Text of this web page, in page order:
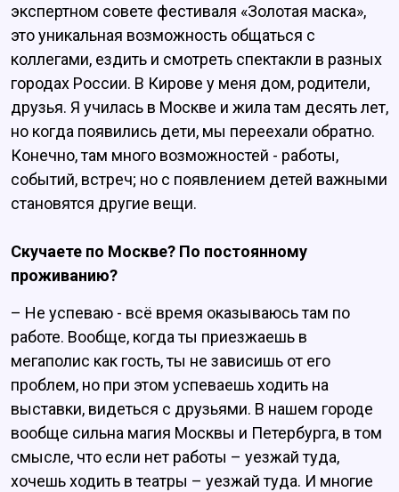
экспертном совете фестиваля «Золотая маска»,
это уникальная возможность общаться с
коллегами, ездить и смотреть спектакли в разных
городах России. В Кирове у меня дом, родители,
друзья. Я училась в Москве и жила там десять лет,
но когда появились дети, мы переехали обратно.
Конечно, там много возможностей - работы,
событий, встреч; но с появлением детей важными
становятся другие вещи.
Скучаете по Москве? По постоянному
проживанию?
– Не успеваю - всё время оказываюсь там по
работе. Вообще, когда ты приезжаешь в
мегаполис как гость, ты не зависишь от его
проблем, но при этом успеваешь ходить на
выставки, видеться с друзьями. В нашем городе
вообще сильна магия Москвы и Петербурга, в том
смысле, что если нет работы – уезжай туда,
хочешь ходить в театры – уезжай туда. И многие